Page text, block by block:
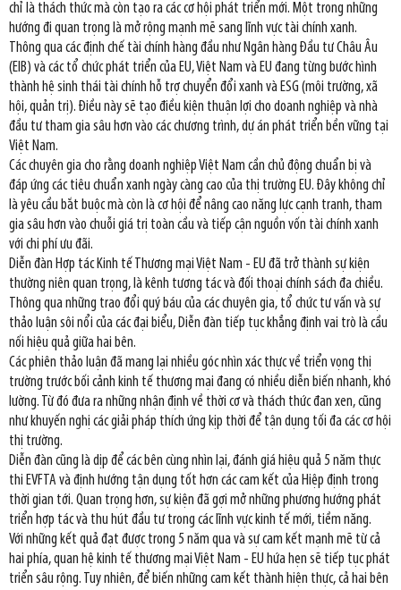
chỉ là thách thức mà còn tạo ra các cơ hội phát triển mới. Một trong những
hướng đi quan trọng là mở rộng mạnh mẽ sang lĩnh vực tài chính xanh.
Thông qua các định chế tài chính hàng đầu như Ngân hàng Đầu tư Châu Âu
(EIB) và các tổ chức phát triển của EU, Việt Nam và EU đang từng bước hình
thành hệ sinh thái tài chính hỗ trợ chuyển đổi xanh và ESG (môi trường, xã
hội, quản trị). Điều này sẽ tạo điều kiện thuận lợi cho doanh nghiệp và nhà
đầu tư tham gia sâu hơn vào các chương trình, dự án phát triển bền vững tại
Việt Nam.
Các chuyên gia cho rằng doanh nghiệp Việt Nam cần chủ động chuẩn bị và
đáp ứng các tiêu chuẩn xanh ngày càng cao của thị trường EU. Đây không chỉ
là yêu cầu bắt buộc mà còn là cơ hội để nâng cao năng lực cạnh tranh, tham
gia sâu hơn vào chuỗi giá trị toàn cầu và tiếp cận nguồn vốn tài chính xanh
với chi phí ưu đãi.
Diễn đàn Hợp tác Kinh tế Thương mại Việt Nam - EU đã trở thành sự kiện
thường niên quan trọng, là kênh tương tác và đối thoại chính sách đa chiều.
Thông qua những trao đổi quý báu của các chuyên gia, tổ chức tư vấn và sự
thảo luận sôi nổi của các đại biểu, Diễn đàn tiếp tục khẳng định vai trò là cầu
nối hiệu quả giữa hai bên.
Các phiên thảo luận đã mang lại nhiều góc nhìn xác thực về triển vọng thị
trường trước bối cảnh kinh tế thương mại đang có nhiều diễn biến nhanh, khó
lường. Từ đó đưa ra những nhận định về thời cơ và thách thức đan xen, cũng
như khuyến nghị các giải pháp thích ứng kịp thời để tận dụng tối đa các cơ hội
thị trường.
Diễn đàn cũng là dịp để các bên cùng nhìn lại, đánh giá hiệu quả 5 năm thực
thi EVFTA và định hướng tận dụng tốt hơn các cam kết của Hiệp định trong
thời gian tới. Quan trọng hơn, sự kiện đã gợi mở những phương hướng phát
triển hợp tác và thu hút đầu tư trong các lĩnh vực kinh tế mới, tiềm năng.
Với những kết quả đạt được trong 5 năm qua và sự cam kết mạnh mẽ từ cả
hai phía, quan hệ kinh tế thương mại Việt Nam - EU hứa hẹn sẽ tiếp tục phát
triển sâu rộng. Tuy nhiên, để biến những cam kết thành hiện thực, cả hai bên